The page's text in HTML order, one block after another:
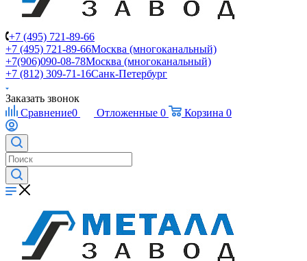
+7 (495) 721-89-66
+7 (495) 721-89-66Москва (многоканальный)
+7(906)090-08-78Москва (многоканальный)
+7 (812) 309-71-16Санк-Петербург
Заказать звонок
Сравнение0 Отложенные 0 Корзина 0